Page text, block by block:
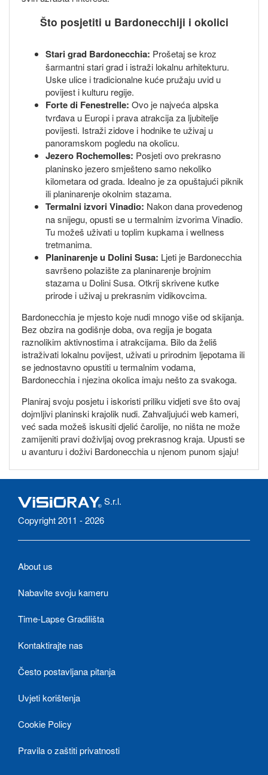
Što posjetiti u Bardonecchiji i okolici
Stari grad Bardonecchia: Prošetaj se kroz
šarmantni stari grad i istraži lokalnu arhitekturu.
Uske ulice i tradicionalne kuće pružaju uvid u
povijest i kulturu regije.
Forte di Fenestrelle: Ovo je najveća alpska
tvrđava u Europi i prava atrakcija za ljubitelje
povijesti. Istraži zidove i hodnike te uživaj u
panoramskom pogledu na okolicu.
Jezero Rochemolles: Posjeti ovo prekrasno
planinsko jezero smješteno samo nekoliko
kilometara od grada. Idealno je za opuštajući piknik
ili planinarenje okolnim stazama.
Termalni izvori Vinadio: Nakon dana provedenog
na snijegu, opusti se u termalnim izvorima Vinadio.
Tu možeš uživati u toplim kupkama i wellness
tretmanima.
Planinarenje u Dolini Susa: Ljeti je Bardonecchia
savršeno polazište za planinarenje brojnim
stazama u Dolini Susa. Otkrij skrivene kutke
prirode i uživaj u prekrasnim vidikovcima.
Bardonecchia je mjesto koje nudi mnogo više od skijanja.
Bez obzira na godišnje doba, ova regija je bogata
raznolikim aktivnostima i atrakcijama. Bilo da želiš
istraživati lokalnu povijest, uživati u prirodnim ljepotama ili
se jednostavno opustiti u termalnim vodama,
Bardonecchia i njezina okolica imaju nešto za svakoga.
Planiraj svoju posjetu i iskoristi priliku vidjeti sve što ovaj
dojmljivi planinski krajolik nudi. Zahvaljujući web kameri,
već sada možeš iskusiti djelić čarolije, no ništa ne može
zamijeniti pravi doživljaj ovog prekrasnog kraja. Upusti se
u avanturu i doživi Bardonecchia u njenom punom sjaju!
S.r.l.
Copyright 2011 - 2026
About us
Nabavite svoju kameru
Time-Lapse Gradilišta
Kontaktirajte nas
Često postavljana pitanja
Uvjeti korištenja
Cookie Policy
Pravila o zaštiti privatnosti